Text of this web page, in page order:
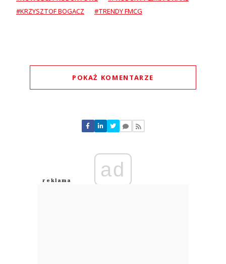
#KRZYSZTOF BOGACZ
#TRENDY FMCG
POKAŻ KOMENTARZE
Nie znaleziono komentarzy
Zostaw swoje komentarze
Anuluj
ad